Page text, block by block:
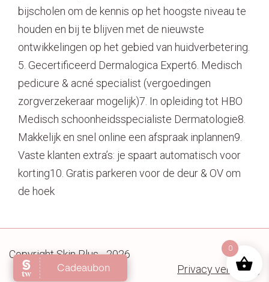
bijscholen om de kennis op het hoogste niveau te
houden en bij te blijven met de nieuwste
ontwikkelingen op het gebied van huidverbetering.
5. Gecertificeerd Dermalogica Expert6. Medisch
pedicure & acné specialist (vergoedingen
zorgverzekeraar mogelijk)7. In opleiding tot HBO
Medisch schoonheidsspecialiste Dermatologie8.
Makkelijk en snel online een afspraak inplannen9.
Vaste klanten extra’s: je spaart automatisch voor
korting10. Gratis parkeren voor de deur & OV om
de hoek
Copyright Skin Plus - 2026
Privacy verklaring
0